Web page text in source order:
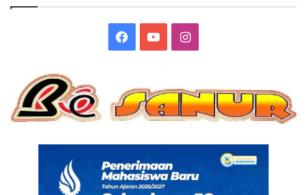
Facebook
YouTubeInstagram